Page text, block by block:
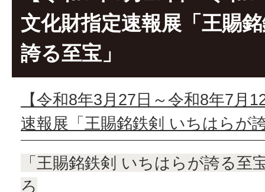
文化財指定速報展「王賜
誇る至宝」
【令和8年3月27日～令和8年7月
速報展「王賜銘鉄剣 いちはらが
「王賜銘鉄剣 いちはらが誇る至
ろ